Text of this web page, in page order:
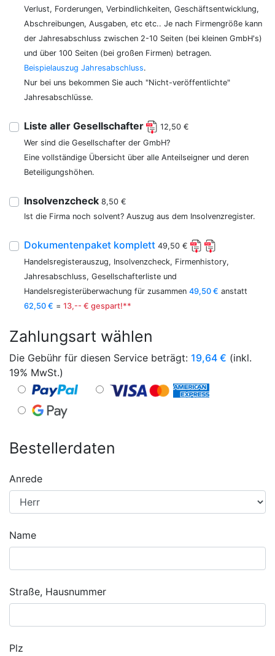
Verlust, Forderungen, Verbindlichkeiten, Geschäftsentwicklung,
Abschreibungen, Ausgaben, etc etc.. Je nach Firmengröße kann
der Jahresabschluss zwischen 2-10 Seiten (bei kleinen GmbH's)
und über 100 Seiten (bei großen Firmen) betragen.
Beispielauszug Jahresabschluss.
Nur bei uns bekommen Sie auch "Nicht-veröffentlichte"
Jahresabschlüsse.
Liste aller Gesellschafter
12,50 €
Wer sind die Gesellschafter der GmbH?
Eine vollständige Übersicht über alle Anteilseigner und deren
Beteiligungshöhen.
Insolvenzcheck 8,50 €
Ist die Firma noch solvent? Auszug aus dem Insolvenzregister.
Dokumentenpaket komplett 49,50 €
Handelsregisterauszug, Insolvenzcheck, Firmenhistory,
Jahresabschluss, Gesellschafterliste und
Handelsregisterüberwachung für zusammen 49,50 € anstatt
62,50 € = 13,-- € gespart!**
Zahlungsart wählen
Die Gebühr für diesen Service beträgt: 19,64 € (inkl.
19% MwSt.)
Bestellerdaten
Anrede
Name
Straße, Hausnummer
Plz